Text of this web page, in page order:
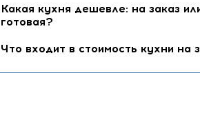
Какая кухня дешевле: на заказ
готовая?
Что входит в стоимость кухни на